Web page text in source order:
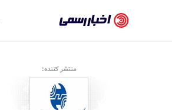
رسمی
-
اخبار
تایید
منتشر کننده: